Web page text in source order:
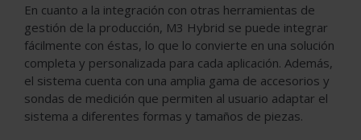
En cuanto a la integración con otras herramientas de
gestión de la producción, M3 Hybrid se puede integrar
fácilmente con éstas, lo que lo convierte en una solución
completa y personalizada para cada aplicación. Además,
el sistema cuenta con una amplia gama de accesorios y
sondas de medición que permiten al usuario adaptar el
sistema a diferentes formas y tamaños de piezas.